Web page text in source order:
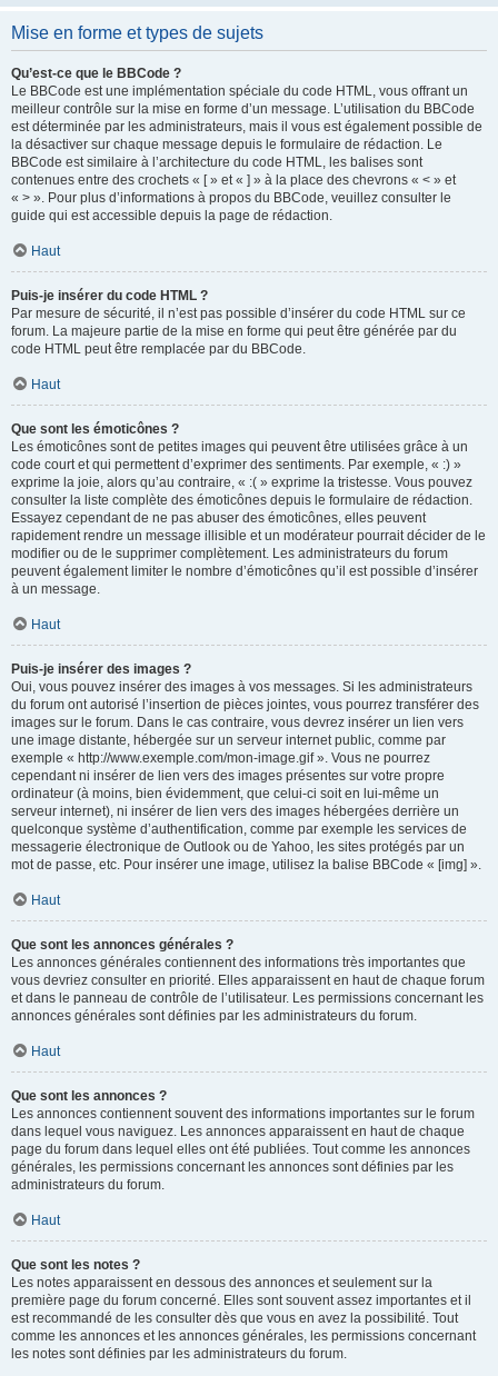
Mise en forme et types de sujets
Qu’est-ce que le BBCode ?
Le BBCode est une implémentation spéciale du code HTML, vous offrant un
meilleur contrôle sur la mise en forme d’un message. L’utilisation du BBCode
est déterminée par les administrateurs, mais il vous est également possible de
la désactiver sur chaque message depuis le formulaire de rédaction. Le
BBCode est similaire à l’architecture du code HTML, les balises sont
contenues entre des crochets « [ » et « ] » à la place des chevrons « < » et
« > ». Pour plus d’informations à propos du BBCode, veuillez consulter le
guide qui est accessible depuis la page de rédaction.
Haut
Puis-je insérer du code HTML ?
Par mesure de sécurité, il n’est pas possible d’insérer du code HTML sur ce
forum. La majeure partie de la mise en forme qui peut être générée par du
code HTML peut être remplacée par du BBCode.
Haut
Que sont les émoticônes ?
Les émoticônes sont de petites images qui peuvent être utilisées grâce à un
code court et qui permettent d’exprimer des sentiments. Par exemple, « :) »
exprime la joie, alors qu’au contraire, « :( » exprime la tristesse. Vous pouvez
consulter la liste complète des émoticônes depuis le formulaire de rédaction.
Essayez cependant de ne pas abuser des émoticônes, elles peuvent
rapidement rendre un message illisible et un modérateur pourrait décider de le
modifier ou de le supprimer complètement. Les administrateurs du forum
peuvent également limiter le nombre d’émoticônes qu’il est possible d’insérer
à un message.
Haut
Puis-je insérer des images ?
Oui, vous pouvez insérer des images à vos messages. Si les administrateurs
du forum ont autorisé l’insertion de pièces jointes, vous pourrez transférer des
images sur le forum. Dans le cas contraire, vous devrez insérer un lien vers
une image distante, hébergée sur un serveur internet public, comme par
exemple « http://www.exemple.com/mon-image.gif ». Vous ne pourrez
cependant ni insérer de lien vers des images présentes sur votre propre
ordinateur (à moins, bien évidemment, que celui-ci soit en lui-même un
serveur internet), ni insérer de lien vers des images hébergées derrière un
quelconque système d’authentification, comme par exemple les services de
messagerie électronique de Outlook ou de Yahoo, les sites protégés par un
mot de passe, etc. Pour insérer une image, utilisez la balise BBCode « [img] ».
Haut
Que sont les annonces générales ?
Les annonces générales contiennent des informations très importantes que
vous devriez consulter en priorité. Elles apparaissent en haut de chaque forum
et dans le panneau de contrôle de l’utilisateur. Les permissions concernant les
annonces générales sont définies par les administrateurs du forum.
Haut
Que sont les annonces ?
Les annonces contiennent souvent des informations importantes sur le forum
dans lequel vous naviguez. Les annonces apparaissent en haut de chaque
page du forum dans lequel elles ont été publiées. Tout comme les annonces
générales, les permissions concernant les annonces sont définies par les
administrateurs du forum.
Haut
Que sont les notes ?
Les notes apparaissent en dessous des annonces et seulement sur la
première page du forum concerné. Elles sont souvent assez importantes et il
est recommandé de les consulter dès que vous en avez la possibilité. Tout
comme les annonces et les annonces générales, les permissions concernant
les notes sont définies par les administrateurs du forum.